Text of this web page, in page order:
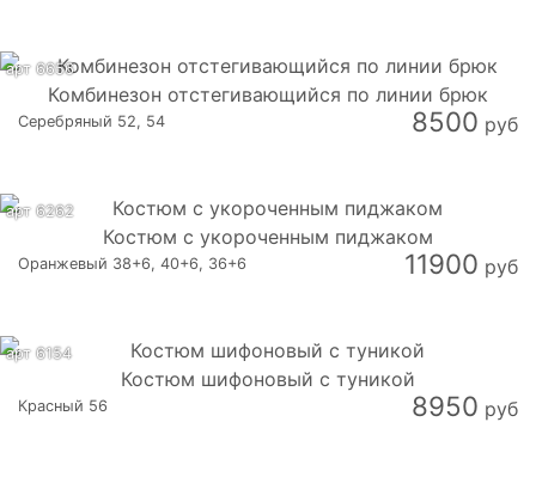
арт 6656
Комбинезон отстегивающийся по линии брюк
Серебряный 52, 54 8500 руб
арт 6262
Костюм с укороченным пиджаком
Оранжевый 38+6, 40+6, 36+6 11900 руб
арт 6154
Костюм шифоновый с туникой
Красный 56 8950 руб